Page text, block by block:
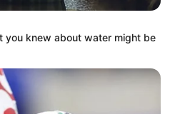
von Ludwig dem
seines Sohnes, Ludwig
876). Informationen unterww
Flughafen Frankfurt wird
you knew about water might be